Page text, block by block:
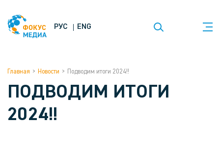
РУС ENG
Главная > Новости > Подводим итоги 2024!!
ПОДВОДИМ ИТОГИ
2024!!